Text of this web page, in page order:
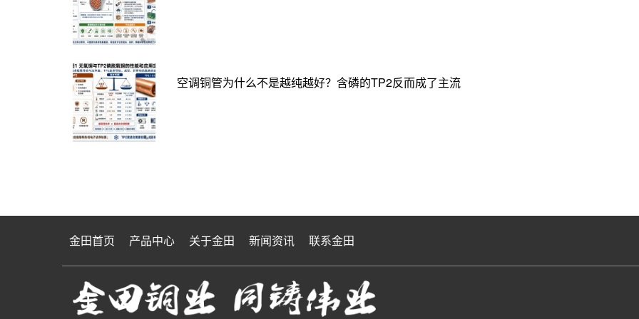
空调铜管为什么不是越纯越好？含磷的TP2反而成了主流
金田首页 产品中心 关于金田 新闻资讯 联系金田